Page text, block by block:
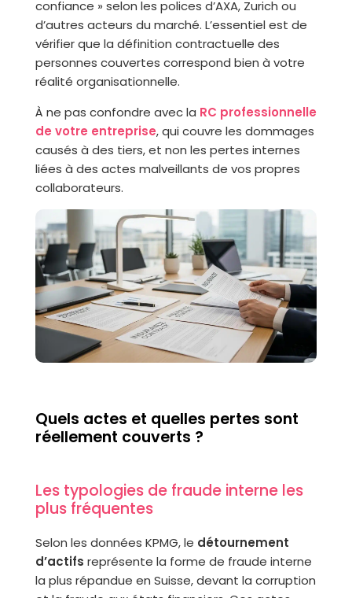
confiance » selon les polices d’AXA, Zurich ou
d’autres acteurs du marché. L’essentiel est de
vérifier que la définition contractuelle des
personnes couvertes correspond bien à votre
réalité organisationnelle.
À ne pas confondre avec la RC professionnelle
de votre entreprise, qui couvre les dommages
causés à des tiers, et non les pertes internes
liées à des actes malveillants de vos propres
collaborateurs.
Quels actes et quelles pertes sont
réellement couverts ?
Les typologies de fraude interne les
plus fréquentes
Selon les données KPMG, le détournement
d’actifs représente la forme de fraude interne
la plus répandue en Suisse, devant la corruption